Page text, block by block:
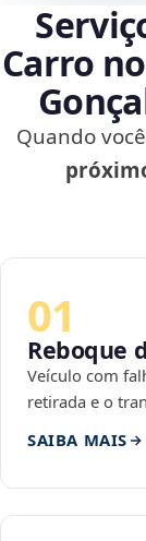
Carro
Quando
01
Reboque
Veículo com
retirada e o
SAIBA MAIS